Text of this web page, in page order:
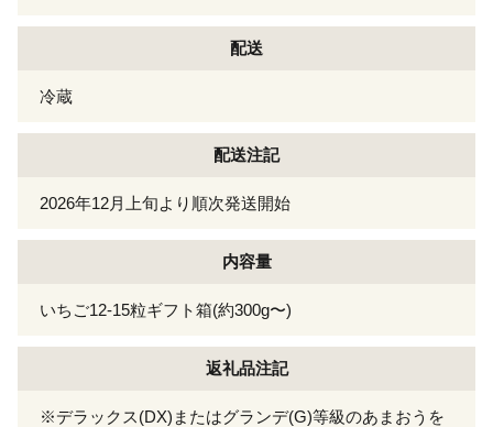
配送
冷蔵
配送注記
2026年12月上旬より順次発送開始
内容量
いちご12-15粒ギフト箱(約300g〜)
返礼品注記
※デラックス(DX)またはグランデ(G)等級のあまおうを